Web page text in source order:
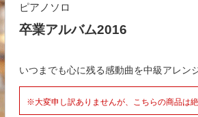
ピアノソロ
卒業アルバム2016
いつまでも心に残る感動曲を中級アレン
※大変申し訳ありませんが、こちらの商品は絶